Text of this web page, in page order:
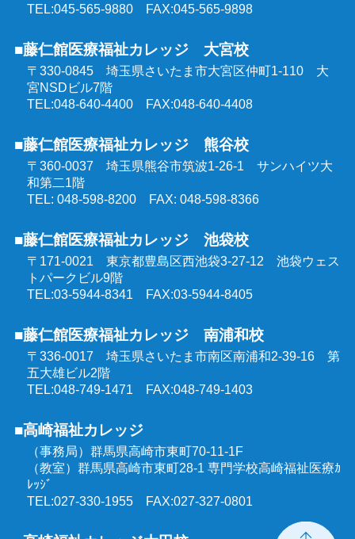
埼玉県委託 公共職業訓練
群馬県委託 公共職業訓練
東京都委託 公共職業訓練
社会福祉士受験対策講座（オンラインコース）
精神保健福祉士受験対策講座（オンラインコース）
TEL:045-565-9880 FAX:045-565-9898
■藤仁館医療福祉カレッジ 大宮校
〒330-0845 埼玉県さいたま市大宮区仲町1-110 大
宮NSDビル7階
TEL:048-640-4400 FAX:048-640-4408
■藤仁館医療福祉カレッジ 熊谷校
〒360-0037 埼玉県熊谷市筑波1-26-1 サンハイツ大
和第二1階
TEL: 048-598-8200 FAX: 048-598-8366
■藤仁館医療福祉カレッジ 池袋校
〒171-0021 東京都豊島区西池袋3-27-12 池袋ウェス
トパークビル9階
TEL:03-5944-8341 FAX:03-5944-8405
■藤仁館医療福祉カレッジ 南浦和校
〒336-0017 埼玉県さいたま市南区南浦和2-39-16 第
五大雄ビル2階
TEL:048-749-1471 FAX:048-749-1403
■高崎福祉カレッジ
（事務局）群馬県高崎市東町70-11-1F
（教室）群馬県高崎市東町28-1 専門学校高崎福祉医療ｶ
ﾚｯｼﾞ
TEL:027-330-1955 FAX:027-327-0801